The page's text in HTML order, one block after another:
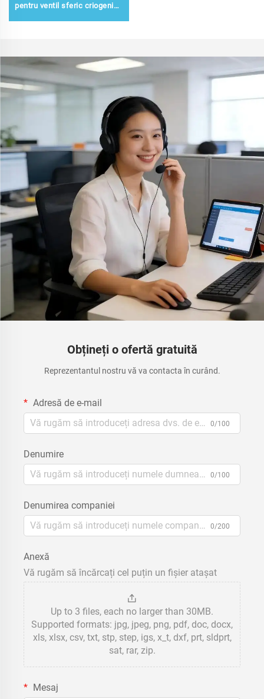
pentru ventil sferic criogenic
Obțineți o ofertă gratuită
Reprezentantul nostru vă va contacta în curând.
Adresă de e-mail
0/100
Denumire
0/100
Denumirea companiei
0/200
Anexă
Vă rugăm să încărcați cel puțin un fișier atașat
Up to 3 files, each no larger than 30MB.
Supported formats: jpg, jpeg, png, pdf, doc, docx,
xls, xlsx, csv, txt, stp, step, igs, x_t, dxf, prt, sldprt,
sat, rar, zip.
Mesaj